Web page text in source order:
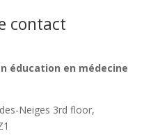
contact
éducation en médecine
Neiges 3rd floor,